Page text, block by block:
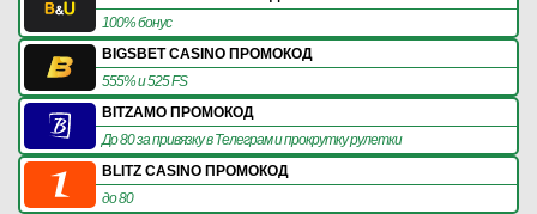
100% бонус
BIGSBET CASINO ПРОМОКОД
555% и 525 FS
BITZAMO ПРОМОКОД
До 80 за привязку в Телеграм и прокрутку рулетки
BLITZ CASINO ПРОМОКОД
до 80